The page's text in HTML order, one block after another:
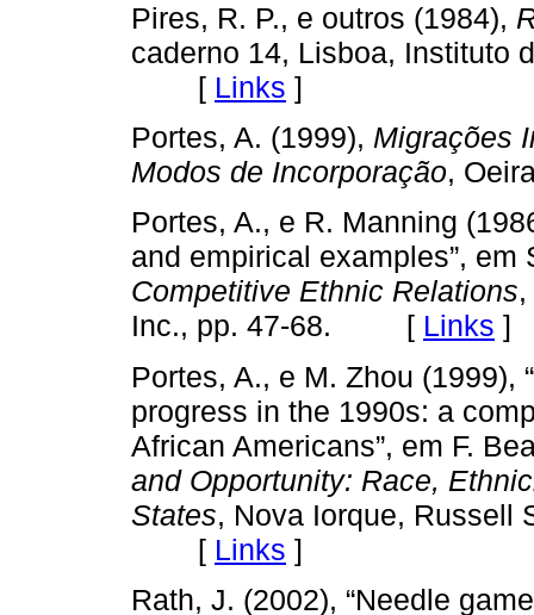
Pires, R. P., e outros (1984),
caderno 14, Lisboa, Instituto
[ Links ]
Portes, A. (1999), Migrações
Modos de Incorporação,
Portes, A., e R. Manning
and empirical examples”,
Competitive Ethnic Relations
Inc., pp. 47-68. [ Links ]
Portes, A., e M. Zhou (1999),
progress in the 1990s: a
African Americans”, em F.
and Opportunity: Race,
States, Nova Iorque, Russell
[ Links ]
Rath, J. (2002), “Needle